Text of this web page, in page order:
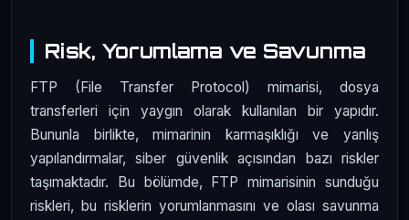
Risk, Yorumlama ve Savunma
FTP (File Transfer Protocol) mimarisi, dosya
transferleri için yaygın olarak kullanılan bir yapıdır.
Bununla birlikte, mimarinin karmaşıklığı ve yanlış
yapılandırmalar, siber güvenlik açısından bazı riskler
taşımaktadır. Bu bölümde, FTP mimarisinin sunduğu
riskleri, bu risklerin yorumlanmasını ve olası savunma